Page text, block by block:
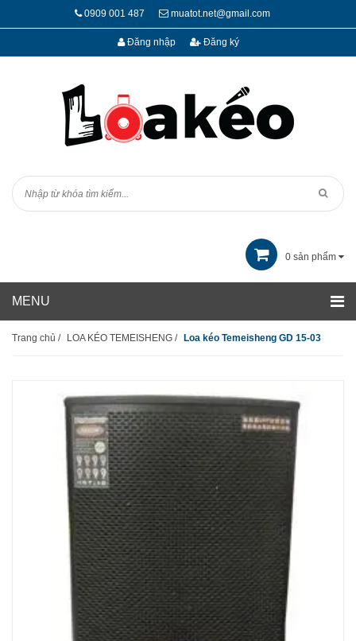
0909 001 487 muatot.net@gmail.com
Đăng nhập Đăng ký
0 sản phẩm
Trang chủ / LOA KÉO TEMEISHENG / Loa kéo Temeisheng GD 15-03